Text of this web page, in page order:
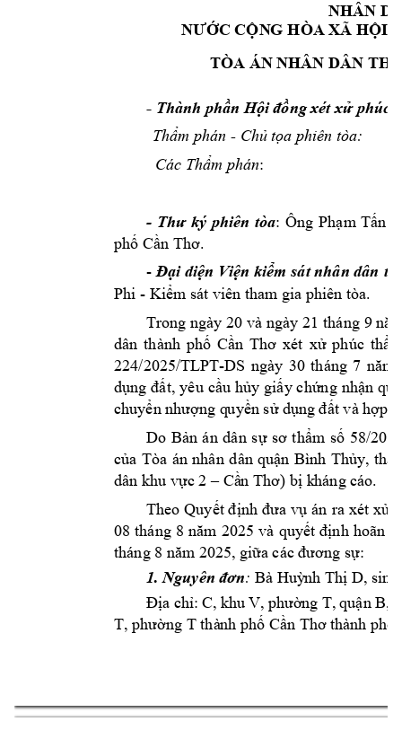
NHÂN D
NƯỚC CỘNG HÒA XÃ HỘI
TÒA ÁN NHÂN DÂN THÀ
- Thành phần Hội đồng xét xử phúc
Thẩm phán - Chủ tọa phiên tòa:
Các Thẩm phán:
- Thư ký phiên tòa: Ông Phạm Tấn
phố Cần Thơ.
- Đại diện Viện kiểm sát nhân dân
Phi - Kiểm sát viên tham gia phiên tòa.
Trong ngày 20 và ngày 21 tháng 9
dân thành phố Cần Thơ xét xử phúc
224/2025/TLPT-DS ngày 30 tháng 7 năm
dụng đất, yêu cầu hủy giấy chứng nhận quy
chuyển nhượng quyền sử dụng đất và hợp
Do Bản án dân sự sơ thẩm số 58/
của Tòa án nhân dân quận Bình Thủy,
dân khu vực 2 – Cần Thơ) bị kháng cáo.
Theo Quyết định đưa vụ án ra xét xử
08 tháng 8 năm 2025 và quyết định hoãn
tháng 8 năm 2025, giữa các đương sự:
1. Nguyên đơn: Bà Huỳnh Thị D,
Địa chỉ: C, khu V, phường T, quận B,
T, phường T thành phố Cần Thơ thành phố